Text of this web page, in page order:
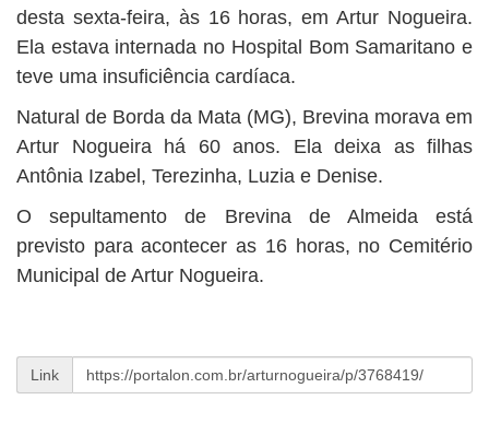
desta sexta-feira, às 16 horas, em Artur Nogueira.
Ela estava internada no Hospital Bom Samaritano e
teve uma insuficiência cardíaca.
Natural de Borda da Mata (MG), Brevina morava em
Artur Nogueira há 60 anos. Ela deixa as filhas
Antônia Izabel, Terezinha, Luzia e Denise.
O sepultamento de Brevina de Almeida está
previsto para acontecer as 16 horas, no Cemitério
Municipal de Artur Nogueira.
Link